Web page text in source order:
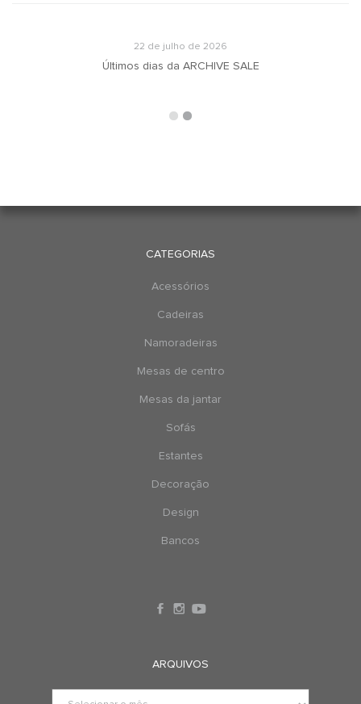
22 de julho de 2026
Últimos dias da ARCHIVE SALE
CATEGORIAS
Acessórios
Cadeiras
Namoradeiras
Mesas de centro
Mesas da jantar
Sofás
Estantes
Decoração
Design
Bancos
ARQUIVOS